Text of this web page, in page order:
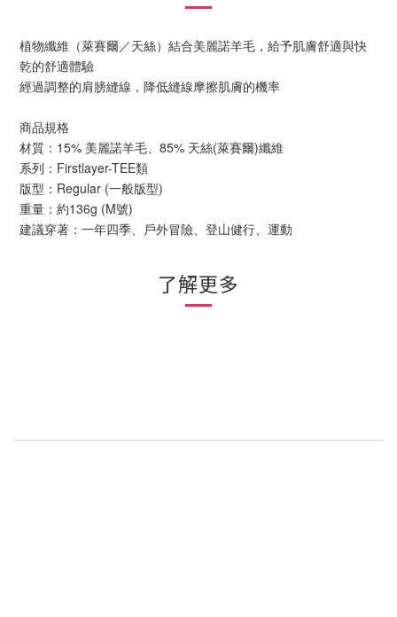
植物纖維（萊賽爾／天絲）結合美麗諾羊毛，給予肌膚舒適與快
乾的舒適體驗
經過調整的肩膀縫線，降低縫線摩擦肌膚的機率
商品規格
材質：15% 美麗諾羊毛、85% 天絲(萊賽爾)纖維
系列：Firstlayer-TEE類
版型：Regular (一般版型)
重量：約136g (M號)
建議穿著：一年四季、戶外冒險、登山健行、運動
了解更多